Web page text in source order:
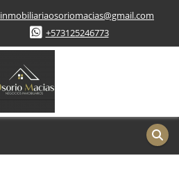
inmobiliariaosoriomacias@gmail.com
+573125246773